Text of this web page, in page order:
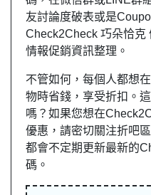
友討論度破表或是
Check2Check 巧朵恰克
情報促銷資訊整理。
不管如何，每個人都想
物時省錢，享受折扣。
嗎？如果您想在
優惠，請密切關注折吧
都會不定期更新最新的
碼。